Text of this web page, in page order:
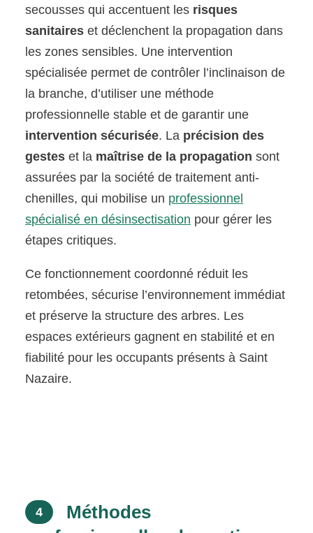
secousses qui accentuent les risques
sanitaires et déclenchent la propagation dans
les zones sensibles. Une intervention
spécialisée permet de contrôler l’inclinaison de
la branche, d’utiliser une méthode
professionnelle stable et de garantir une
intervention sécurisée. La précision des
gestes et la maîtrise de la propagation sont
assurées par la société de traitement anti-
chenilles, qui mobilise un professionnel
spécialisé en désinsectisation pour gérer les
étapes critiques.
Ce fonctionnement coordonné réduit les
retombées, sécurise l’environnement immédiat
et préserve la structure des arbres. Les
espaces extérieurs gagnent en stabilité et en
fiabilité pour les occupants présents à Saint
Nazaire.
4
Méthodes